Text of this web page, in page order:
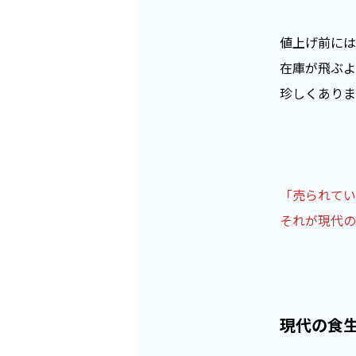
値上げ前に
在庫が飛ぶ
珍しくあり
「売られて
それが現代
現代の食